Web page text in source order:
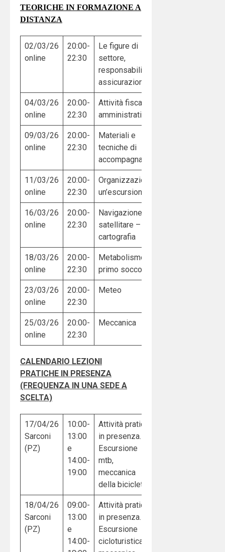
TEORICHE IN FORMAZIONE A
DISTANZA
02/03/26
online
20:00-
22:30
Le figure di
settore,
responsabilità,
assicurazioni
04/03/26
online
20:00-
22:30
Attività fiscali e
amministrative
09/03/26
online
20:00-
22:30
Materiali e
tecniche di
accompagnamento
11/03/26
online
20:00-
22:30
Organizzazione di
un’escursione
16/03/26
online
20:00-
22:30
Navigazione
satellitare –
cartografia
18/03/26
online
20:00-
22:30
Metabolismo e
primo soccorso
23/03/26
online
20:00-
22:30
Meteo
25/03/26
online
20:00-
22:30
Meccanica
CALENDARIO LEZIONI
PRATICHE IN PRESENZA
(FREQUENZA IN UNA SEDE A
SCELTA)
17/04/26
Sarconi
(PZ)
10:00-
13:00
e
14:00-
19:00
Attività pratica
in presenza.
Escursione
mtb,
meccanica
della bicicletta
18/04/26
Sarconi
(PZ)
09:00-
13:00
e
14:00-
Attività pratica
in presenza.
Escursione
cicloturistica,